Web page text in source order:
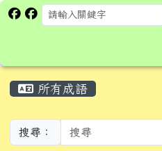
跳至主內容區
花蓮縣卓溪鄉卓
所有成語
搜尋：